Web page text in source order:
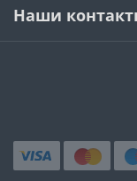
Наши